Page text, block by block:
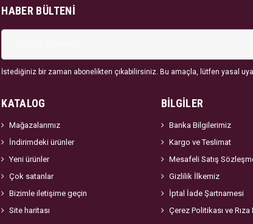
HABER BÜLTENI
İstediğiniz bir zaman abonelikten çıkabilirsiniz. Bu amaçla, lütfen yasal
KATALOG
Mağazalarımız
İndirimdeki ürünler
Yeni ürünler
Çok satanlar
Bizimle iletişime geçin
Site haritası
BİLGİLER
Banka Bilgilerimiz
Kargo ve Teslimat
Mesafeli Satış
Gizlilik İlkemiz
İptal İade Şartnamesi
Çerez Politikası ve Rıza